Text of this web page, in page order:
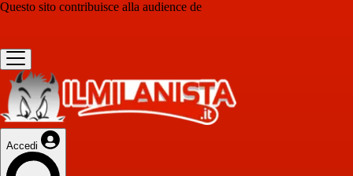
Questo sito contribuisce alla audience de
Accedi